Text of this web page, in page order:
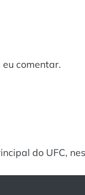
comentar.
do UFC,